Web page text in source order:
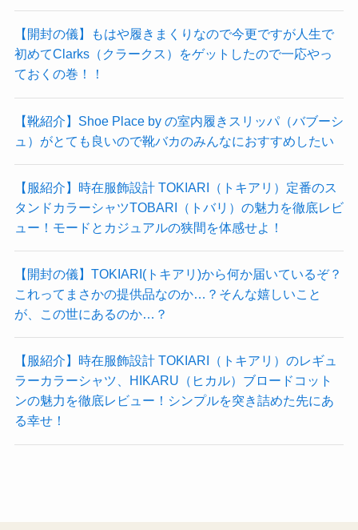
【開封の儀】もはや履きまくりなので今更ですが人生で
初めてClarks（クラークス）をゲットしたので一応やっ
ておくの巻！！
【靴紹介】Shoe Place by の室内履きスリッパ（バブーシ
ュ）がとても良いので靴バカのみんなにおすすめしたい
【服紹介】時在服飾設計 TOKIARI（トキアリ）定番のス
タンドカラーシャツTOBARI（トバリ）の魅力を徹底レビ
ュー！モードとカジュアルの狭間を体感せよ！
【開封の儀】TOKIARI(トキアリ)から何か届いているぞ？
これってまさかの提供品なのか…？そんな嬉しいこと
が、この世にあるのか…？
【服紹介】時在服飾設計 TOKIARI（トキアリ）のレギュ
ラーカラーシャツ、HIKARU（ヒカル）ブロードコット
ンの魅力を徹底レビュー！シンプルを突き詰めた先にあ
る幸せ！